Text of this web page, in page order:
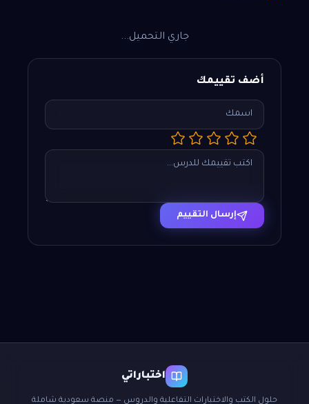
جاري التحميل...
أضف تقييمك
إرسال التقييم
اختباراتي
حلول الكتب والاختبارات التفاعلية والدروس — منصة سعودية شاملة